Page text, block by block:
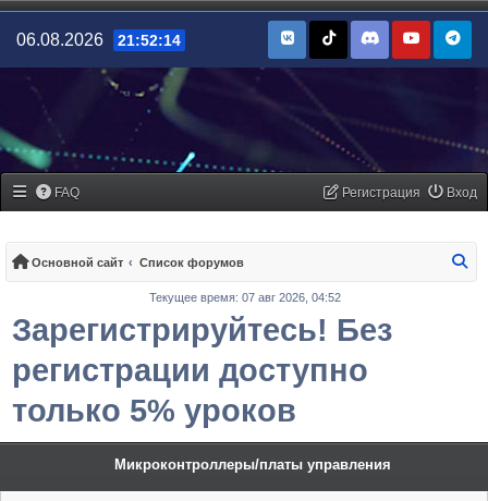
06.08.2026 21:52:14
FAQ Вход
Регистрация
Основной сайт Список форумов
Текущее время: 07 авг 2026, 04:52
Зарегистрируйтесь! Без
регистрации доступно
только 5% уроков
Микроконтроллеры/платы управления